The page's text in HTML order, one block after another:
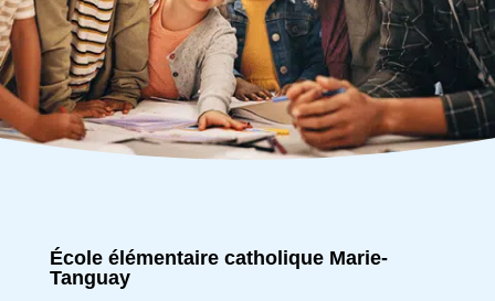
École élémentaire catholique Marie-
Tanguay